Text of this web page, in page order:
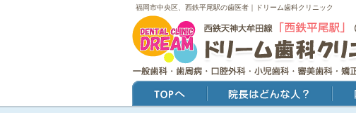
福岡市中央区、西鉄平尾駅の歯医者｜ドリーム歯科クリニック